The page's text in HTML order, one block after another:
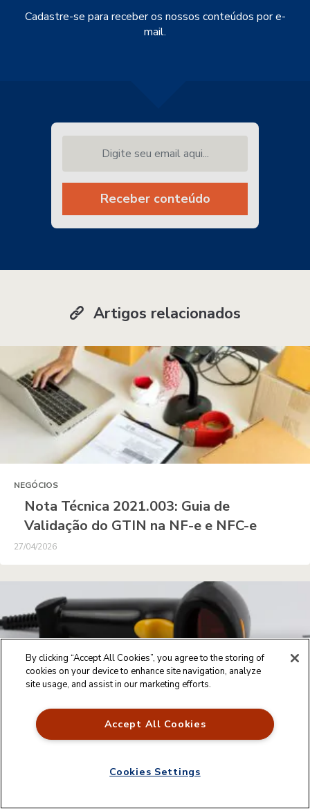
Cadastre-se para receber os nossos conteúdos por e-
mail.
Receber conteúdo
Artigos relacionados
NEGÓCIOS
Nota Técnica 2021.003: Guia de
Validação do GTIN na NF-e e NFC-e
27/04/2026
NEGÓCIOS
O que é o Cadastro Nacional de
By clicking “Accept All Cookies”, you agree to the storing of
cookies on your device to enhance site navigation, analyze
site usage, and assist in our marketing efforts.
Accept All Cookies
Cookies Settings